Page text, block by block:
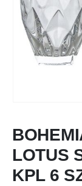
LOTUS
KPL 6